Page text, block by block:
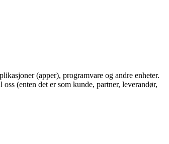
(apper), programvare og andre enheter.
(enten det er som kunde, partner, leverandør,